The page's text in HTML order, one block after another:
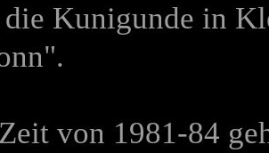
die Kunigunde in
von 1981-84